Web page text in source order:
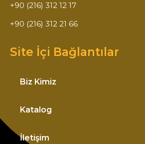
+90 (216) 312 12 17
+90 (216) 312 21 66
Site İçi Bağlantılar
Biz Kimiz
Katalog
İletişim